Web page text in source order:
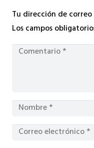
Tu dirección de
Los campos